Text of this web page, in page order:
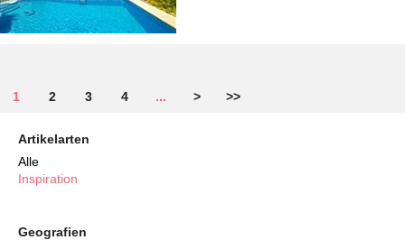
1 2 3 4 ... > >>
Artikelarten
Alle
Inspiration
Geografien